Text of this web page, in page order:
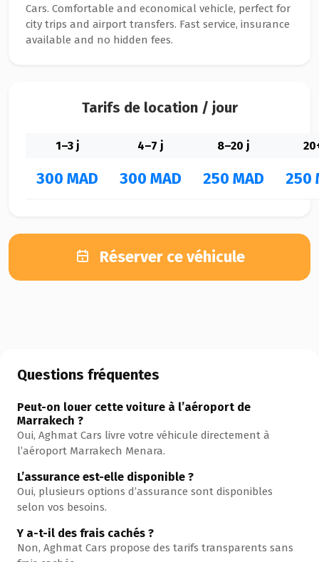
Cars. Comfortable and economical vehicle, perfect for
city trips and airport transfers. Fast service, insurance
available and no hidden fees.
Tarifs de location / jour
1–3 j 4–7 j 8–20 j
300 MAD 300 MAD 250 MAD 250
Réserver ce véhicule
Questions fréquentes
Peut-on louer cette voiture à l’aéroport de
Marrakech ?
Oui, Aghmat Cars livre votre véhicule directement à
l’aéroport Marrakech Menara.
L’assurance est-elle disponible ?
Oui, plusieurs options d’assurance sont disponibles
selon vos besoins.
Y a-t-il des frais cachés ?
Non, Aghmat Cars propose des tarifs transparents sans